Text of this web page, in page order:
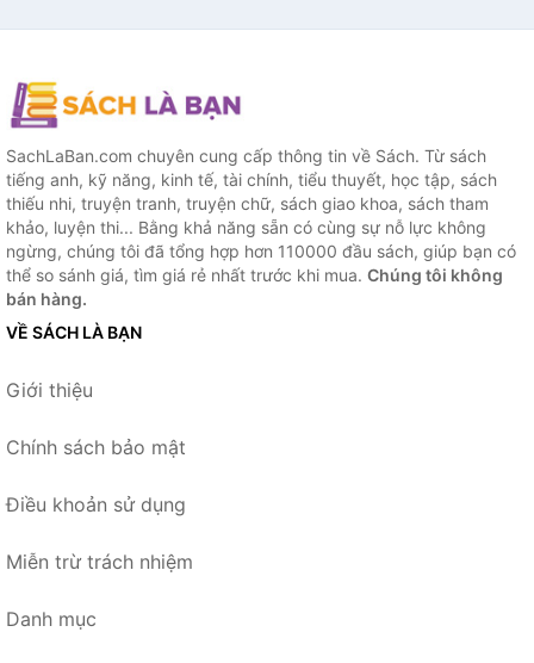
SachLaBan.com chuyên cung cấp thông tin về Sách. Từ sách
tiếng anh, kỹ năng, kinh tế, tài chính, tiểu thuyết, học tập, sách
thiếu nhi, truyện tranh, truyện chữ, sách giao khoa, sách tham
khảo, luyện thi... Bằng khả năng sẵn có cùng sự nỗ lực không
ngừng, chúng tôi đã tổng hợp hơn 110000 đầu sách, giúp bạn có
thể so sánh giá, tìm giá rẻ nhất trước khi mua. Chúng tôi không
bán hàng.
VỀ SÁCH LÀ BẠN
Giới thiệu
Chính sách bảo mật
Điều khoản sử dụng
Miễn trừ trách nhiệm
Danh mục